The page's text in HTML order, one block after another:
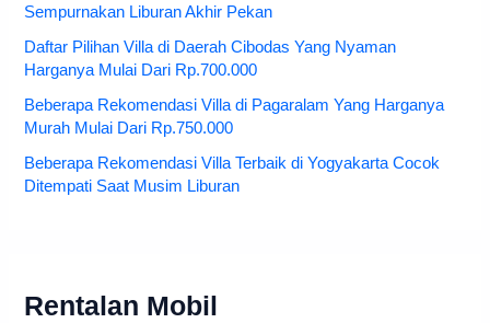
Sempurnakan Liburan Akhir Pekan
Daftar Pilihan Villa di Daerah Cibodas Yang Nyaman
Harganya Mulai Dari Rp.700.000
Beberapa Rekomendasi Villa di Pagaralam Yang Harganya
Murah Mulai Dari Rp.750.000
Beberapa Rekomendasi Villa Terbaik di Yogyakarta Cocok
Ditempati Saat Musim Liburan
Rentalan Mobil